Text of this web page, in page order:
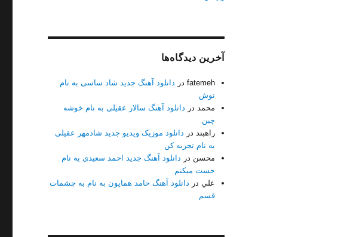
آخرین دیدگاه‌ها
fatemeh در دانلود آهنگ جدید شاد ساسی به نام
نوش
محمد در دانلود آهنگ سالار عقیلی به نام خوشه
چین
راهبند در دانلود موزیک ویدیو جدید شادمهر عقیلی
به نام تجربه کن
محسن در دانلود آهنگ جدید احمد سعیدی به نام
حست میکنم
علي در دانلود آهنگ حامد همایون به نام به چشمات
قسم